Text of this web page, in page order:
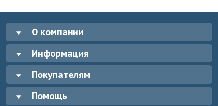
О компании
Информация
Покупателям
Помощь